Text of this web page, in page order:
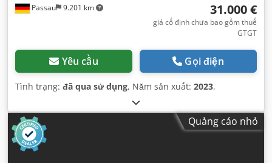
Passau 9.201 km 31.000 €
giá cố định chưa bao gồm thuế
GTGT
Yêu cầu Gọi điện
Tình trạng: đã qua sử dụng, Năm sản xuất: 2023,
Quảng cáo nhỏ